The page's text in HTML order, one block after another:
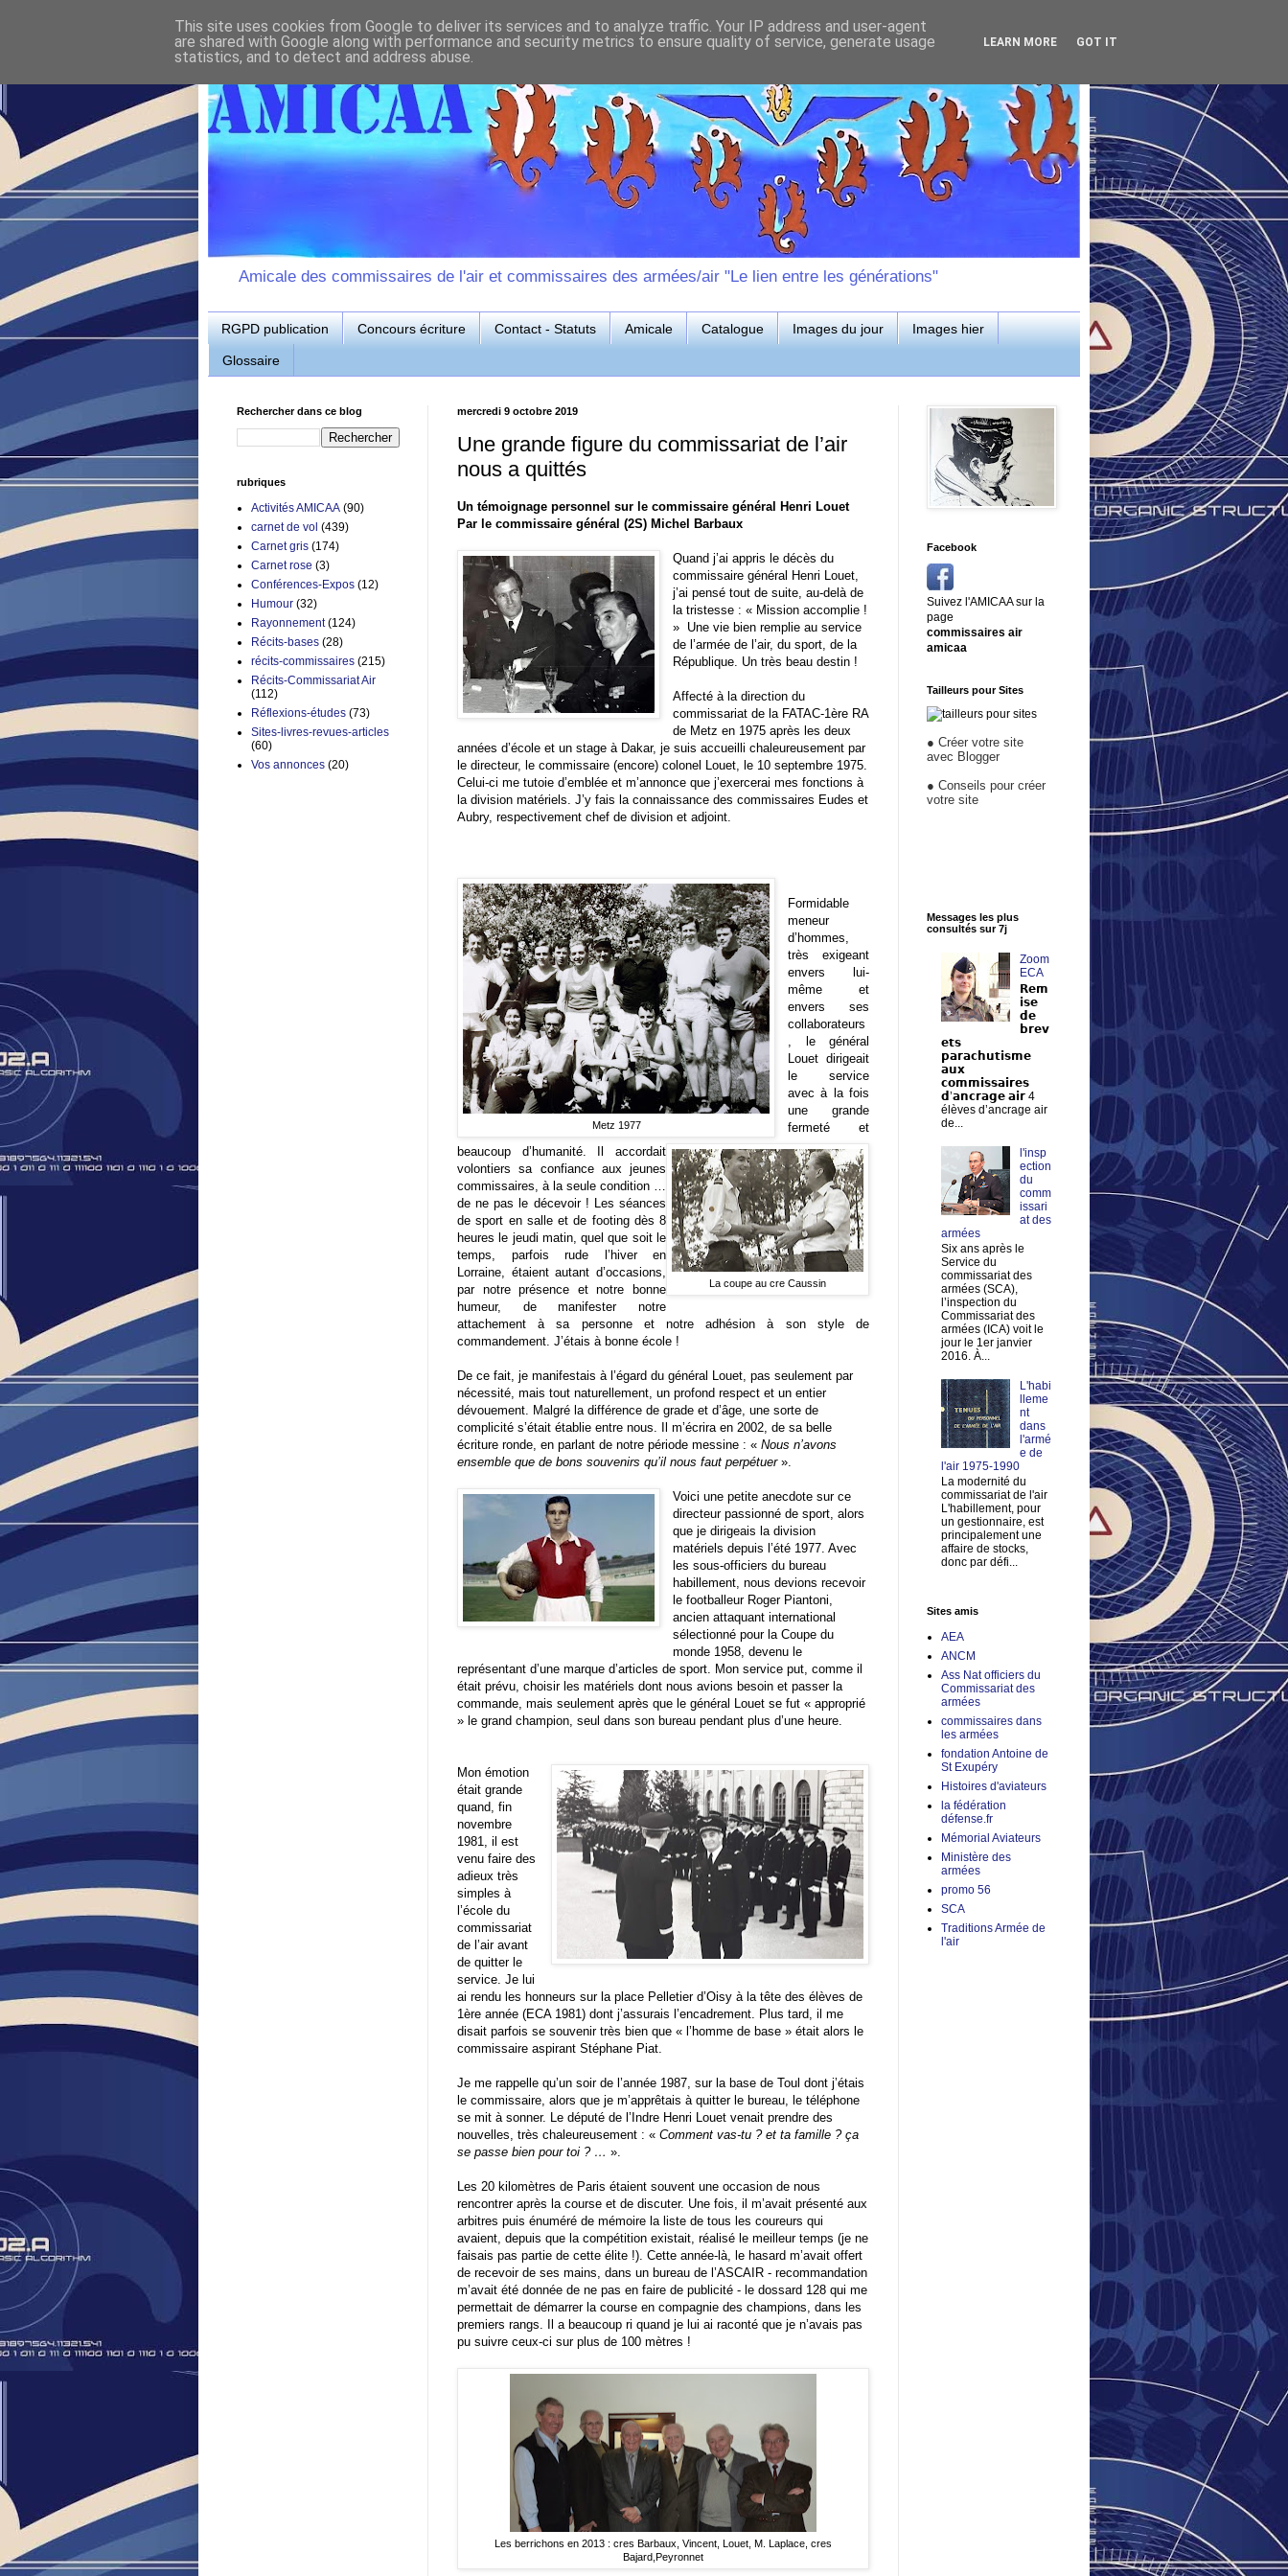
Amicale des commissaires de l'air et commissaires des armées/air "Le lien entre les générations"
RGPD publication Concours écriture Contact - Statuts Amicale Catalogue Images du jour Images hier
Glossaire
mercredi 9 octobre 2019
Une grande figure du commissariat de l’air
nous a quittés
Un témoignage personnel sur le commissaire général Henri Louet
Par le commissaire général (2S) Michel Barbaux
Quand j’ai appris le décès du
commissaire général Henri Louet,
j’ai pensé tout de suite, au-delà de
la tristesse : « Mission accomplie !
» Une vie bien remplie au service
de l’armée de l’air, du sport, de la
République. Un très beau destin !
Affecté à la direction du
commissariat de la FATAC-1ère RA
de Metz en 1975 après les deux
années d’école et un stage à Dakar, je suis accueilli chaleureusement par
le directeur, le commissaire (encore) colonel Louet, le 10 septembre 1975.
Celui-ci me tutoie d’emblée et m’annonce que j’exercerai mes fonctions à
la division matériels. J’y fais la connaissance des commissaires Eudes et
Aubry, respectivement chef de division et adjoint.
Metz 1977
La coupe au cre Caussin
Formidable
meneur
d’hommes,
très exigeant
envers lui-
même et
envers ses
collaborateurs
, le général
Louet dirigeait
le service
avec à la fois
une grande
fermeté et
beaucoup d’humanité. Il accordait
volontiers sa confiance aux jeunes
commissaires, à la seule condition …
de ne pas le décevoir ! Les séances
de sport en salle et de footing dès 8
heures le jeudi matin, quel que soit le
temps, parfois rude l’hiver en
Lorraine, étaient autant d’occasions,
par notre présence et notre bonne
humeur, de manifester notre
attachement à sa personne et notre adhésion à son style de
commandement. J’étais à bonne école !
De ce fait, je manifestais à l’égard du général Louet, pas seulement par
nécessité, mais tout naturellement, un profond respect et un entier
dévouement. Malgré la différence de grade et d’âge, une sorte de
complicité s’était établie entre nous. Il m’écrira en 2002, de sa belle
écriture ronde, en parlant de notre période messine : « Nous n’avons
ensemble que de bons souvenirs qu’il nous faut perpétuer ».
Voici une petite anecdote sur ce
directeur passionné de sport, alors
que je dirigeais la division
matériels depuis l’été 1977. Avec
les sous-officiers du bureau
habillement, nous devions recevoir
le footballeur Roger Piantoni,
ancien attaquant international
sélectionné pour la Coupe du
monde 1958, devenu le
représentant d’une marque d’articles de sport. Mon service put, comme il
était prévu, choisir les matériels dont nous avions besoin et passer la
commande, mais seulement après que le général Louet se fut « approprié
» le grand champion, seul dans son bureau pendant plus d’une heure.
Mon émotion
était grande
quand, fin
novembre
1981, il est
venu faire des
adieux très
simples à
l’école du
commissariat
de l’air avant
de quitter le
service. Je lui
ai rendu les honneurs sur la place Pelletier d’Oisy à la tête des élèves de
1ère année (ECA 1981) dont j’assurais l’encadrement. Plus tard, il me
disait parfois se souvenir très bien que « l’homme de base » était alors le
commissaire aspirant Stéphane Piat.
Je me rappelle qu’un soir de l’année 1987, sur la base de Toul dont j’étais
le commissaire, alors que je m’apprêtais à quitter le bureau, le téléphone
se mit à sonner. Le député de l’Indre Henri Louet venait prendre des
nouvelles, très chaleureusement : « Comment vas-tu ? et ta famille ? ça
se passe bien pour toi ? … ».
Les 20 kilomètres de Paris étaient souvent une occasion de nous
rencontrer après la course et de discuter. Une fois, il m’avait présenté aux
arbitres puis énuméré de mémoire la liste de tous les coureurs qui
avaient, depuis que la compétition existait, réalisé le meilleur temps (je ne
faisais pas partie de cette élite !). Cette année-là, le hasard m’avait offert
de recevoir de ses mains, dans un bureau de l’ASCAIR - recommandation
m’avait été donnée de ne pas en faire de publicité - le dossard 128 qui me
permettait de démarrer la course en compagnie des champions, dans les
premiers rangs. Il a beaucoup ri quand je lui ai raconté que je n’avais pas
pu suivre ceux-ci sur plus de 100 mètres !
Les berrichons en 2013 : cres Barbaux, Vincent, Louet, M. Laplace, cres
Bajard,Peyronnet
Rechercher dans ce blog
rubriques
Activités AMICAA (90)
carnet de vol (439)
Carnet gris (174)
Carnet rose (3)
Conférences-Expos (12)
Humour (32)
Rayonnement (124)
Récits-bases (28)
récits-commissaires (215)
Récits-Commissariat Air
(112)
Réflexions-études (73)
Sites-livres-revues-articles
(60)
Vos annonces (20)
Facebook
Suivez l'AMICAA sur la
page
commissaires air
amicaa
Tailleurs pour Sites
● Créer votre site
avec Blogger
● Conseils pour créer
votre site
Messages les plus
consultés sur 7j
Zoom
ECA
𝗥𝗲𝗺
𝗶𝘀𝗲
𝗱𝗲
𝗯𝗿𝗲𝘃
𝗲𝘁𝘀
𝗽𝗮𝗿𝗮𝗰𝗵𝘂𝘁𝗶𝘀𝗺𝗲
𝗮𝘂𝘅
𝗰𝗼𝗺𝗺𝗶𝘀𝘀𝗮𝗶𝗿𝗲𝘀
𝗱’𝗮𝗻𝗰𝗿𝗮𝗴𝗲 𝗮𝗶𝗿 4
élèves d’ancrage air
de...
l'insp
ection
du
comm
issari
at des
armées
Six ans après le
Service du
commissariat des
armées (SCA),
l’inspection du
Commissariat des
armées (ICA) voit le
jour le 1er janvier
2016. À...
L'habi
lleme
nt
dans
l'armé
e de
l'air 1975-1990
La modernité du
commissariat de l'air
L'habillement, pour
un gestionnaire, est
principalement une
affaire de stocks,
donc par défi...
Sites amis
AEA
ANCM
Ass Nat officiers du
Commissariat des
armées
commissaires dans
les armées
fondation Antoine de
St Exupéry
Histoires d'aviateurs
la fédération
défense.fr
Mémorial Aviateurs
Ministère des
armées
promo 56
SCA
Traditions Armée de
l'air
This site uses cookies from Google to deliver its services and to analyze traffic. Your IP address and user-agent
are shared with Google along with performance and security metrics to ensure quality of service, generate usage
statistics, and to detect and address abuse.
LEARN MORE GOT IT